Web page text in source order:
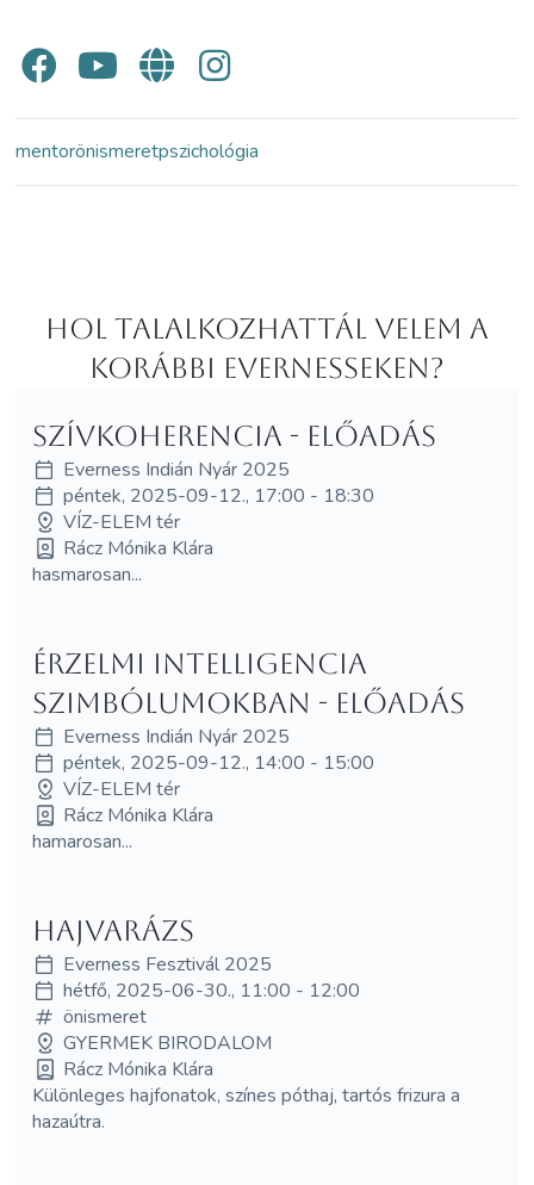
mentorönismeretpszichológia
Hol Talalkozhattál velem a
korábbi Evernesseken?
Szívkoherencia - ELŐADÁS
Everness Indián Nyár 2025
péntek, 2025-09-12., 17:00 - 18:30
VÍZ-ELEM tér
Rácz Mónika Klára
hasmarosan...
Érzelmi intelligencia
szimbólumokban - ELŐADÁS
Everness Indián Nyár 2025
péntek, 2025-09-12., 14:00 - 15:00
VÍZ-ELEM tér
Rácz Mónika Klára
hamarosan...
Hajvarázs
Everness Fesztivál 2025
hétfő, 2025-06-30., 11:00 - 12:00
önismeret
GYERMEK BIRODALOM
Rácz Mónika Klára
Különleges hajfonatok, színes póthaj, tartós frizura a
hazaútra.